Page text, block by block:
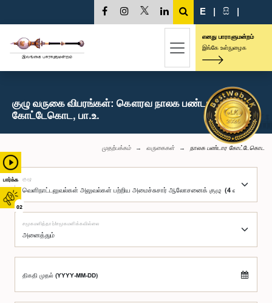
பார்க்க
02
E | සි |
எனது பாராளுமன்றம்
இங்கே உள்நுழைக
குழு வருகை விபரங்கள்: கௌரவ நாலக பண்டார
கோட்டேகொட, பா.உ.
முதற்பக்கம் வருகைகள் நாலக பண்டார கோட்டேகொட
குழு
சமூகமளித்தார்/சமூகமளிக்கவில்லை
திகதி முதல் (YYYY-MM-DD)